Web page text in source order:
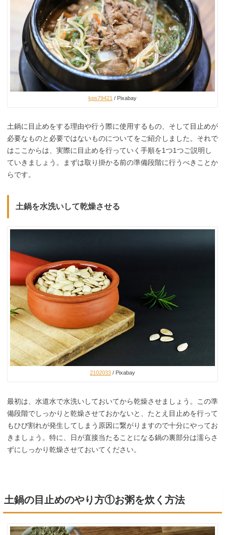
kps79421 / Pixabay
土鍋に目止めをする理由や行う際に使用するもの、そして目止めが
必要なものと必要ではないものについてをご紹介しました。それで
はここからは、実際に目止めを行っていく手順を1つ1つご説明し
ていきましょう。まずは取り掛かる前の準備段階に行うべきことか
らです。
土鍋を水洗いして乾燥させる
2102033 / Pixabay
最初は、水道水で水洗いしておいてから乾燥させましょう。この準
備段階でしっかりと乾燥させておかないと、たとえ目止めを行って
もひび割れが発生してしまう原因に繋がりますので十分にやってお
きましょう。特に、日が直接当たることになる鍋の裏部分は濡らさ
ずにしっかり乾燥させておいてください。
土鍋の目止めのやり方①お粥を炊く方法